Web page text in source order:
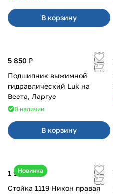
В корзину
5 850 ₽
Подшипник выжимной
гидравлический Luk на
Веста, Ларгус
В наличии
В корзину
Новинка
1 950 ₽
Стойка 1119 Никон правая